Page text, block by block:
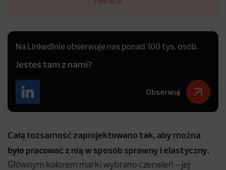
Na LinkedInie obserwuje nas ponad 100 tys. osób.
Jesteś tam z nami?
Obserwuj
Całą tożsamość zaprojektowano tak, aby można
było pracować z nią w sposób sprawny i elastyczny.
Głównym kolorem marki wybrano czerwień – jej